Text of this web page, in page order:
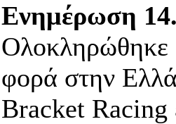
Ενημέρωση
Ολοκληρώθηκε
φορά στην
Bracket Racing